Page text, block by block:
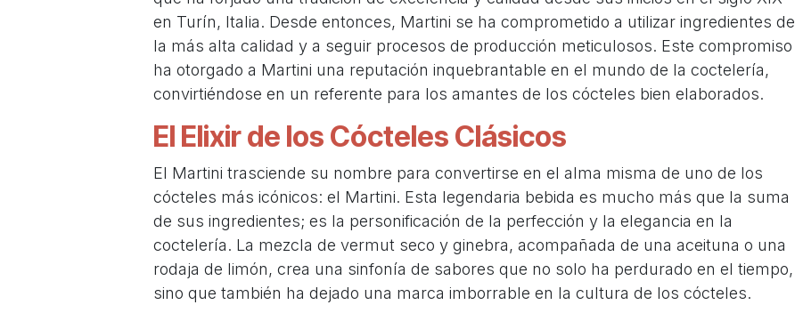
en Turín, Italia. Desde entonces, Martini se ha comprometido a utilizar ingredientes de
la más alta calidad y a seguir procesos de producción meticulosos. Este compromiso
ha otorgado a Martini una reputación inquebrantable en el mundo de la coctelería,
convirtiéndose en un referente para los amantes de los cócteles bien elaborados.
El Elixir de los Cócteles Clásicos
El Martini trasciende su nombre para convertirse en el alma misma de uno de los
cócteles más icónicos: el Martini. Esta legendaria bebida es mucho más que la suma
de sus ingredientes; es la personificación de la perfección y la elegancia en la
coctelería. La mezcla de vermut seco y ginebra, acompañada de una aceituna o una
rodaja de limón, crea una sinfonía de sabores que no solo ha perdurado en el tiempo,
sino que también ha dejado una marca imborrable en la cultura de los cócteles.